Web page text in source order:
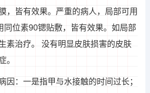
，皆有效果。严重的病人，局部可用
同位素90锶贴敷，皆有效果。如局部
素治疗。 没有明显皮肤损害的皮肤
。
因：一是指甲与水接触的时间过长；